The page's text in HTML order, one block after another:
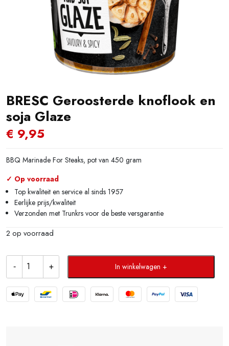
BRESC Geroosterde knoflook en
soja Glaze
€ 9,95
BBQ Marinade For Steaks, pot van 450 gram
✓ Op voorraad
Top kwaliteit en service al sinds 1957
Eerlijke prijs/kwaliteit
Verzonden met Trunkrs voor de beste versgarantie
2 op voorraad
In winkelwagen